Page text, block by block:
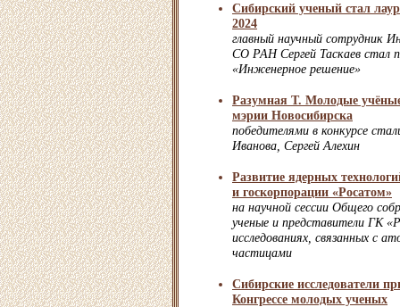
Сибирский ученый стал
2024
главный научный сотрудник
СО РАН Сергей Таскаев стал
«Инженерное решение»
Разумная Т. Молодые
мэрии Новосибирска
победителями в конкурсе
Иванова, Сергей Алехин
Развитие ядерных
и госкорпорации «Росатом»
на научной сессии Общего
ученые и представители ГК
исследованиях, связанных с
частицами
Сибирские исследователи
Конгрессе молодых ученых